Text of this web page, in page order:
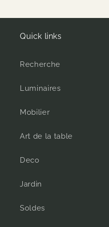
Quick links
Recherche
Luminaires
Mobilier
Art de la table
Deco
Jardin
Soldes